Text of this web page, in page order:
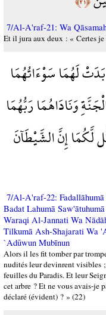
7/Al-A'raf-21: Wa
Et il jura aux deux : « Certes
لَهُمَا سَوْءَاتُهُمَا
وَنَادَاهُمَا رَبُّهُمَا
لَّكُمَا إِنَّ الشَّيْطَآنَ
7/Al-A'raf-22:
Badat Lahumā
Waraqi Al-Jannati Wa
Tilkumā Ash-Shajarati Wa
`Adūwun Mubīnun
Alors il les fit tomber par
nudités leur devinrent visibles
feuilles du Paradis. Et leur
cet arbre ? Et ne vous avais-je
déclaré (évident) ? » (22)